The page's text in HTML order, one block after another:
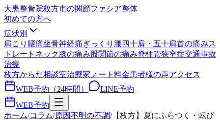
大黒整骨院枚方市の関節ファシア整体
初めての方へ
症状別
肩こり 腰痛坐骨神経痛ぎっくり腰四十肩・五十肩首の痛みス
トレートネック膝の痛み股関節の痛み脊柱管狭窄症交通事故
治療
枚方からだ相談室治療家ノート 料金患者様の声アクセス
WEB予約（24時間）
LINE予約
WEB予約
ホーム/コラム/原因不明の不調/【枚方】夏にふらつく・転び